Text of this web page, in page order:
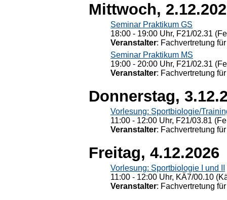
Mittwoch,
Seminar Praktikum GS
18:00 - 19:00 Uhr, F21/02.31
Veranstalter: Fachvertretung
Seminar Praktikum MS
19:00 - 20:00 Uhr, F21/02.31
Veranstalter: Fachvertretung
Donnerstag,
Vorlesung: Sportbiologie/
11:00 - 12:00 Uhr, F21/03.81
Veranstalter: Fachvertretung
Freitag, 4.12.2026
Vorlesung: Sportbiologie I und II
11:00 - 12:00 Uhr, KÄ7/00.10
Veranstalter: Fachvertretung